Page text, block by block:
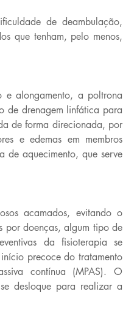
de deambulação,
que tenham, pelo menos,
e alongamento, a poltrona
de drenagem linfática para
de forma direcionada, por
e edemas em membros
de aquecimento, que serve
acamados, evitando o
por doenças, algum tipo de
da fisioterapia se
precoce do tratamento
contínua (MPAS). O
desloque para realizar a